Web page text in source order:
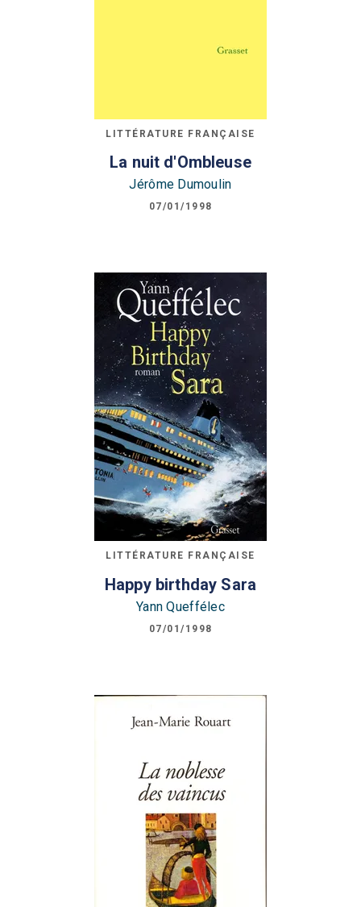
LITTÉRATURE FRANÇAISE
La nuit d'Ombleuse
Jérôme Dumoulin
07/01/1998
LITTÉRATURE FRANÇAISE
Happy birthday Sara
Yann Queffélec
07/01/1998